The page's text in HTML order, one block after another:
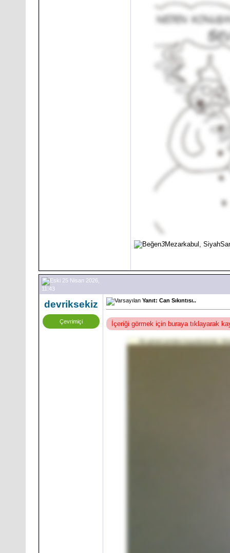
3Mezarkabul,
25 Nisan 2026,
11:43
devriksekiz
Çevrimiçi
Yanıt: Can Sıkıntısı..
İçeriği görmek için buraya tıklayarak
Bu görsel yeniden boyutlandırıldı.